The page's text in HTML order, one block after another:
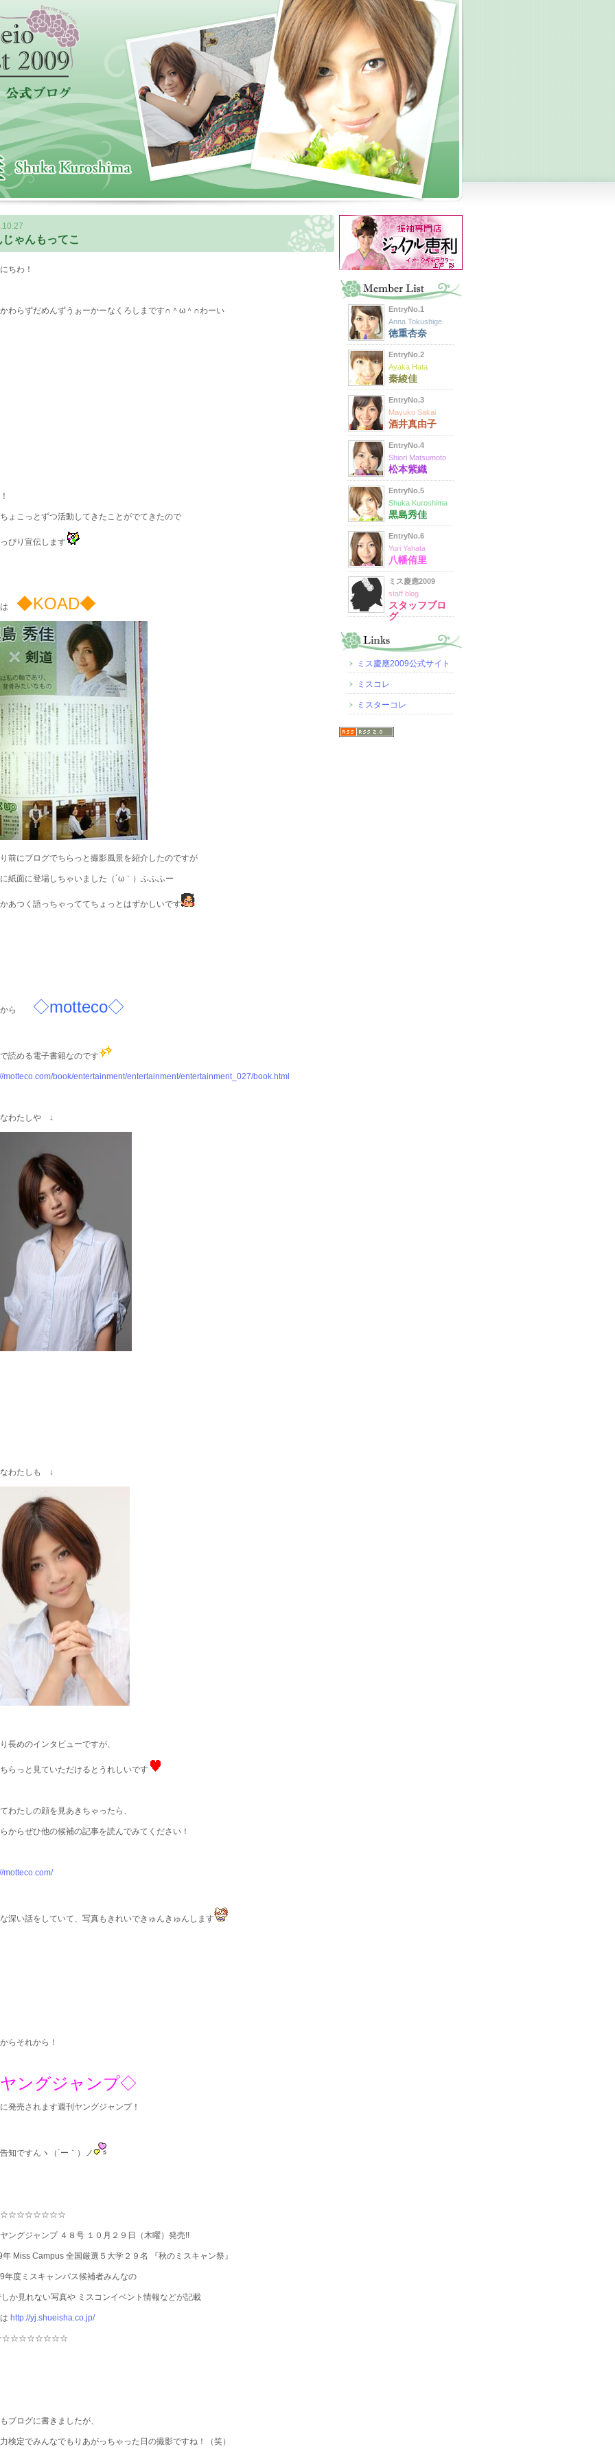
ゃんもってこ
ちわ！
わらずだめんずうぉーかーなくろしまです∩＾ω＾∩わーい
ょこっとずつ活動してきたことがでてきたので
ぴり宣伝します
は ◆KOAD◆
前にブログでちらっと撮影風景を紹介したのですが
紙面に登場しちゃいました（´ω｀）ふふふー
あつく語っちゃっててちょっとはずかしいです
ら ◇motteco◇
読める電子書籍なのです
motteco.com/book/entertainment/entertainment/entertainment_027/book.html
わたしや ↓
わたしも ↓
長めのインタビューですが、
らっと見ていただけるとうれしいです
わたしの顔を見あきちゃったら、
からぜひ他の候補の記事を読んでみてください！
motteco.com/
深い話をしていて、写真もきれいできゅんきゅんします
らそれから！
ングジャンプ◇
発売されます週刊ヤングジャンプ！
知ですんヽ（´ー｀）ノ
ングジャンプ ４８号 １０月２９日（木曜）発売!!
Miss Campus 全国厳選５大学２９名 『秋のミスキャン祭』
年度ミスキャンパス候補者みんなの
か見れない写真や ミスコンイベント情報などが記載
http://yj.shueisha.co.jp/
ブログに書きましたが、
検定でみんなでもりあがっちゃった日の撮影ですね！（笑）
EntryNo.1
Anna Tokushige
徳重杏奈
EntryNo.2
Ayaka Hata
秦綾佳
EntryNo.3
Mayuko Sakai
酒井真由子
EntryNo.4
Shiori Matsumoto
松本紫織
EntryNo.5
Shuka Kuroshima
黒島秀佳
EntryNo.6
Yuri Yahata
八幡侑里
ミス慶應2009
staff blog
スタッフブロ
グ
ミス慶應2009公式サイト
ミスコレ
ミスターコレ